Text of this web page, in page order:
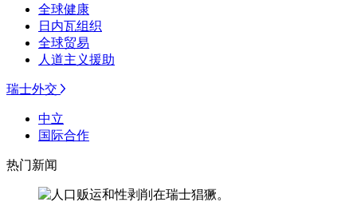
全球健康
日内瓦组织
全球贸易
人道主义援助
瑞士外交
中立
国际合作
热门新闻